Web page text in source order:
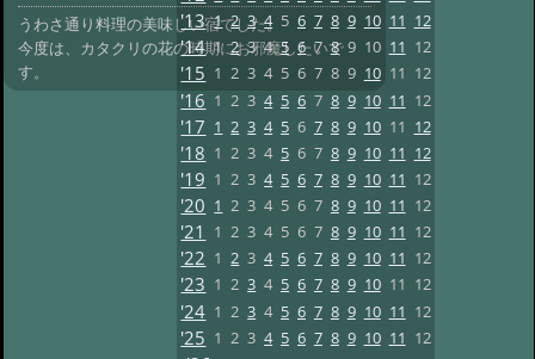
うわさ通り料理の美味しい宿でした。
今度は、カタクリの花の時期にお邪魔したいで
す。
'13 1 2 3 4 5 6 7 8 9 10 11 12
'14 1 2 3 4 5 6 7 8 9 10 11 12
'15 1 2 3 4 5 6 7 8 9 10 11 12
'16 1 2 3 4 5 6 7 8 9 10 11 12
'17 1 2 3 4 5 6 7 8 9 10 11 12
'18 1 2 3 4 5 6 7 8 9 10 11 12
'19 1 2 3 4 5 6 7 8 9 10 11 12
'20 1 2 3 4 5 6 7 8 9 10 11 12
'21 1 2 3 4 5 6 7 8 9 10 11 12
'22 1 2 3 4 5 6 7 8 9 10 11 12
'23 1 2 3 4 5 6 7 8 9 10 11 12
'24 1 2 3 4 5 6 7 8 9 10 11 12
'25 1 2 3 4 5 6 7 8 9 10 11 12